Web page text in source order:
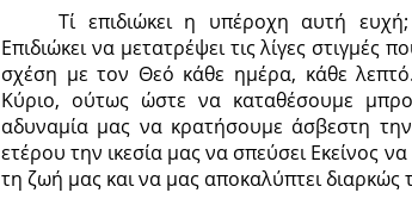
Τί επιδιώκει η υπέροχη αυτή
Επιδιώκει να μετατρέψει τις λίγες στιγμές
σχέση με τον Θεό κάθε ημέρα, κάθε
Κύριο, ούτως ώστε να καταθέσουμε
αδυναμία μας να κρατήσουμε άσβεστη
ετέρου την ικεσία μας να σπεύσει Εκείνος
τη ζωή μας και να μας αποκαλύπτει διαρκώς